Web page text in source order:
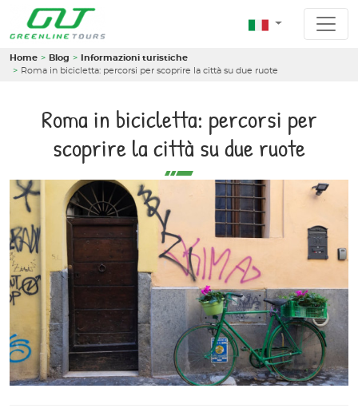
Home Blog
Informazioni turistiche
Roma in bicicletta: percorsi per scoprire la città su due ruote
Roma in bicicletta: percorsi per
scoprire la città su due ruote